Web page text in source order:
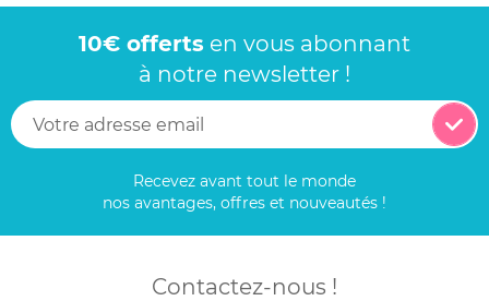
10€ offerts en vous abonnant
à notre newsletter !
Recevez avant tout le monde
nos avantages, offres et nouveautés !
Contactez-nous !